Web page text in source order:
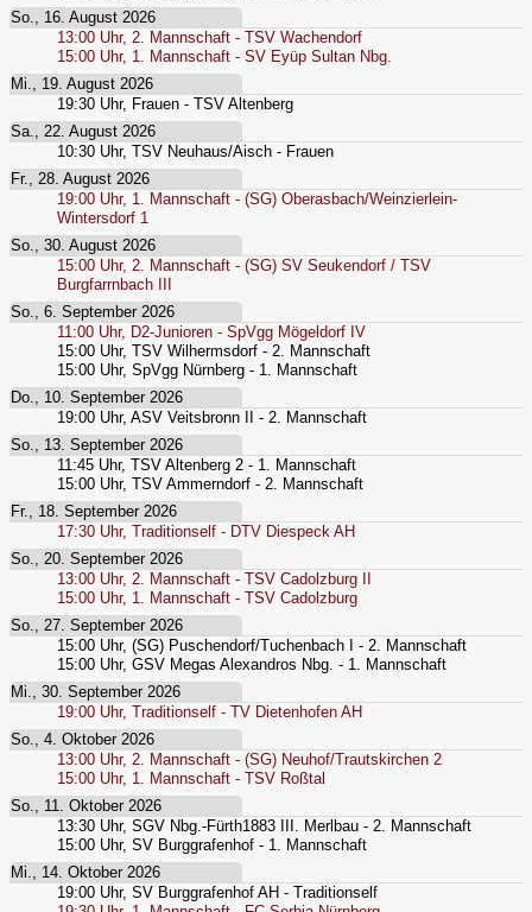
So., 16. August 2026
13:00 Uhr, 2. Mannschaft - TSV Wachendorf
15:00 Uhr, 1. Mannschaft - SV Eyüp Sultan Nbg.
Mi., 19. August 2026
19:30 Uhr, Frauen - TSV Altenberg
Sa., 22. August 2026
10:30 Uhr, TSV Neuhaus/Aisch - Frauen
Fr., 28. August 2026
19:00 Uhr, 1. Mannschaft - (SG) Oberasbach/Weinzierlein-
Wintersdorf 1
So., 30. August 2026
15:00 Uhr, 2. Mannschaft - (SG) SV Seukendorf / TSV
Burgfarrnbach III
So., 6. September 2026
11:00 Uhr, D2-Junioren - SpVgg Mögeldorf IV
15:00 Uhr, TSV Wilhermsdorf - 2. Mannschaft
15:00 Uhr, SpVgg Nürnberg - 1. Mannschaft
Do., 10. September 2026
19:00 Uhr, ASV Veitsbronn II - 2. Mannschaft
So., 13. September 2026
11:45 Uhr, TSV Altenberg 2 - 1. Mannschaft
15:00 Uhr, TSV Ammerndorf - 2. Mannschaft
Fr., 18. September 2026
17:30 Uhr, Traditionself - DTV Diespeck AH
So., 20. September 2026
13:00 Uhr, 2. Mannschaft - TSV Cadolzburg II
15:00 Uhr, 1. Mannschaft - TSV Cadolzburg
So., 27. September 2026
15:00 Uhr, (SG) Puschendorf/Tuchenbach I - 2. Mannschaft
15:00 Uhr, GSV Megas Alexandros Nbg. - 1. Mannschaft
Mi., 30. September 2026
19:00 Uhr, Traditionself - TV Dietenhofen AH
So., 4. Oktober 2026
13:00 Uhr, 2. Mannschaft - (SG) Neuhof/Trautskirchen 2
15:00 Uhr, 1. Mannschaft - TSV Roßtal
So., 11. Oktober 2026
13:30 Uhr, SGV Nbg.-Fürth1883 III. Merlbau - 2. Mannschaft
15:00 Uhr, SV Burggrafenhof - 1. Mannschaft
Mi., 14. Oktober 2026
19:00 Uhr, SV Burggrafenhof AH - Traditionself